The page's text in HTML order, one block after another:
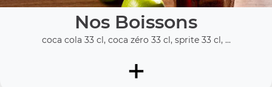
Nos Boissons
coca cola 33 cl, coca zéro 33 cl, sprite 33 cl, ...
+